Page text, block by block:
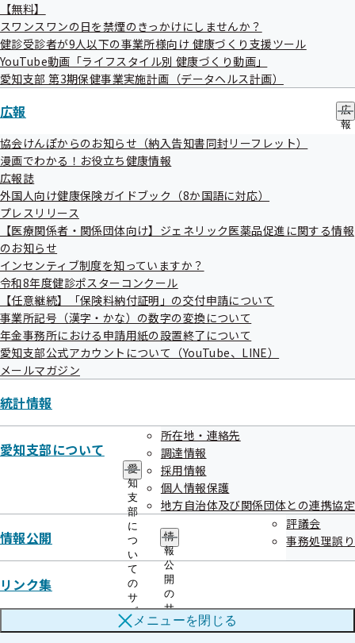
【無料】
スワンスワンの日を禁煙のきっかけにしませんか？
健診受診者が9人以下の事業所様向け 健康づくり支援ツール
YouTube動画「ライフスタイル別 健康づくり動画」
愛知支部 第3期保健事業実施計画（データヘルス計画）
広報
広
報
ー
協会けんぽからのお知らせ（納入告知書同封リーフレット）
漫画でわかる！お役立ち健康情報
広報誌
外国人向け健康保険ガイドブック（8か国語に対応）
プレスリリース
【医療関係者・関係団体向け】ジェネリック医薬品促進に関する情報
のお知らせ
インセンティブ制度を知っていますか？
令和8年度健診ポスターコンクール
【任意継続】「保険料納付証明」の交付申請について
事業所記号（漢字・かな）の数字の変換について
年金事務所における申請用紙の設置終了について
愛知支部公式アカウントについて（YouTube、LINE）
メールマガジン
統計情報
愛知支部について
愛
知
支
部
に
つ
い
て
の
サ
ブ
メ
所在地・連絡先
調達情報
採用情報
個人情報保護
地方自治体及び関係団体との連携協定
情報公開
情
報
公
開
の
サ
ブ
メ
評議会
事務処理誤り
リンク集
メニューを閉じる
委託事業者
株式会社 ベストライフ・プロモーション
所在地
神奈川県川崎市中原区下小田中2丁目12－5（富士通中原ビ
ル）
電話番号
0120-294-304
更新
外部委託業者の公表について